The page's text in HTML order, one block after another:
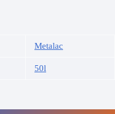
Metalac
50l